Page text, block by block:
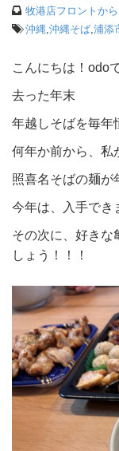
牧港店フロントから
沖縄 沖縄そば 浦添
こんにちは！odo
去った年末
年越しそばを毎年
何年か前から、私
照喜名そばの麺が
今年は、入手でき
その次に、好きな
しょう！！！